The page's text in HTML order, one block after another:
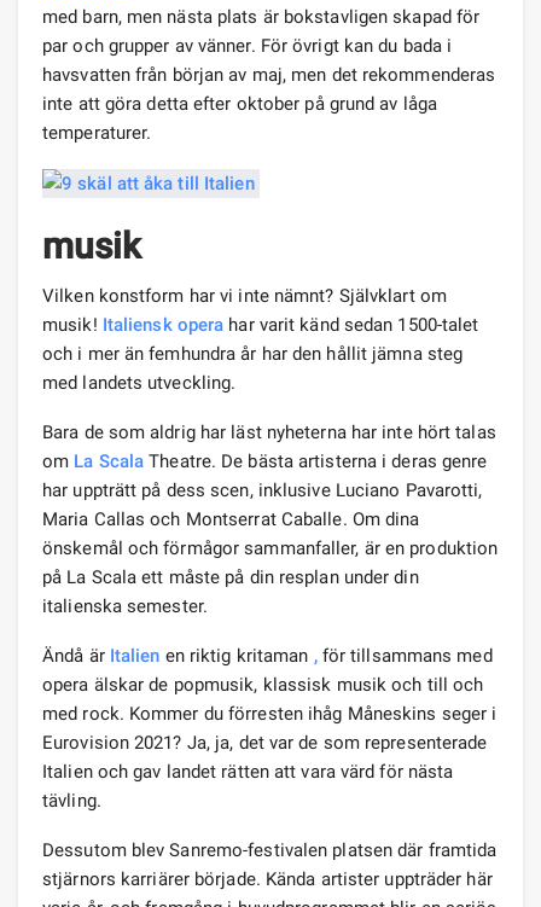
med barn, men nästa plats är bokstavligen skapad för
par och grupper av vänner. För övrigt kan du bada i
havsvatten från början av maj, men det rekommenderas
inte att göra detta efter oktober på grund av låga
temperaturer.
musik
Vilken konstform har vi inte nämnt? Självklart om
musik! Italiensk opera har varit känd sedan 1500-talet
och i mer än femhundra år har den hållit jämna steg
med landets utveckling.
Bara de som aldrig har läst nyheterna har inte hört talas
om La Scala Theatre. De bästa artisterna i deras genre
har uppträtt på dess scen, inklusive Luciano Pavarotti,
Maria Callas och Montserrat Caballe. Om dina
önskemål och förmågor sammanfaller, är en produktion
på La Scala ett måste på din resplan under din
italienska semester.
Ändå är Italien en riktig kritaman ,för tillsammans med
opera älskar de popmusik, klassisk musik och till och
med rock. Kommer du förresten ihåg Måneskins seger i
Eurovision 2021? Ja, ja, det var de som representerade
Italien och gav landet rätten att vara värd för nästa
tävling.
Dessutom blev Sanremo-festivalen platsen där framtida
stjärnors karriärer började. Kända artister uppträder här